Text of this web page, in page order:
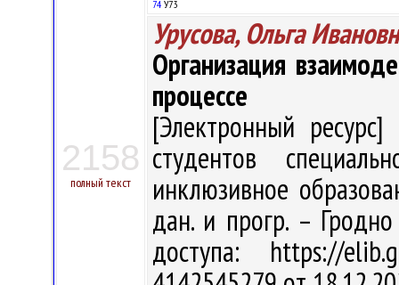
2158
полный текст
74 У73
Урусова, Ольга
Организация
процессе
[Электронный
студентов
инклюзивное
дан. и прогр. –
доступа: https://